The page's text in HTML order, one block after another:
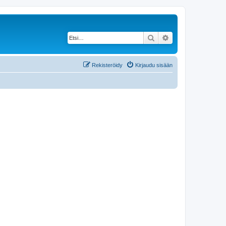
Etsi
Kirjaudu sisään
Rekisteröidy